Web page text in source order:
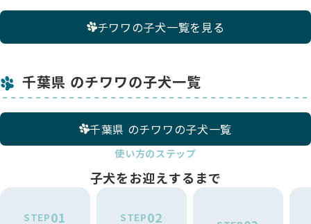
チワワの子犬一覧を見る
千葉県 のチワワの子犬一覧
千葉県 のチワワの子犬一覧
使い方のステップ
子犬をお迎えするまで
STEP01 STEP02